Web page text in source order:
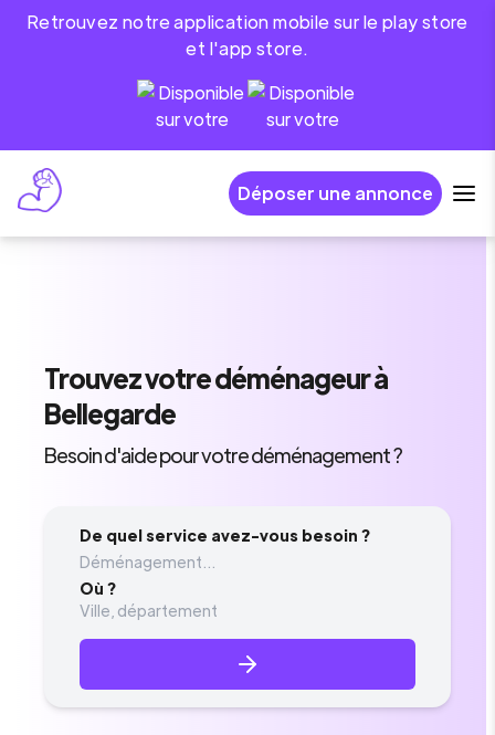
Retrouvez notre application mobile sur le play store
et l'app store.
Déposer une annonce
Trouvezvotre déménageurà
Bellegarde
Besoin d'aide pour votre déménagement ?
De quel service avez-vous besoin ?
Déménagement...
Où ?